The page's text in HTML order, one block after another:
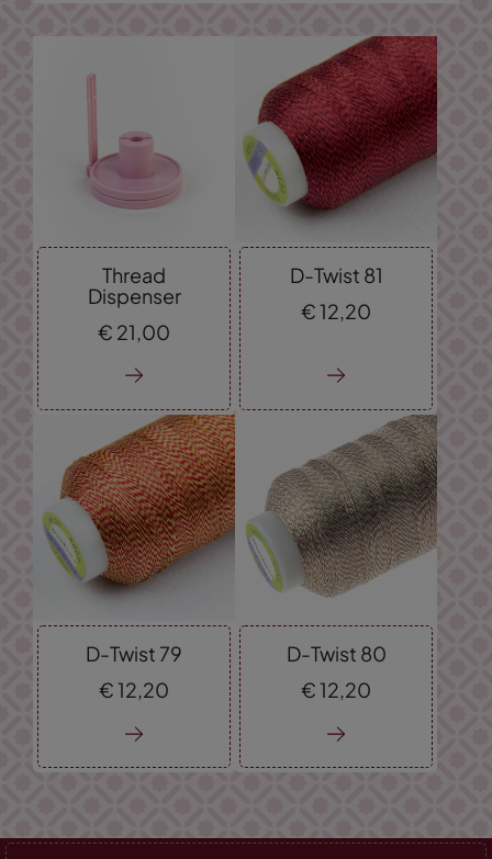
Thread
Dispenser
€ 21,00
D-Twist 81
€12,20
D-Twist 79
€12,20
D-Twist 80
€12,20